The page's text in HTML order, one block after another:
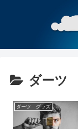
ダーツ
ダーツ グッズ